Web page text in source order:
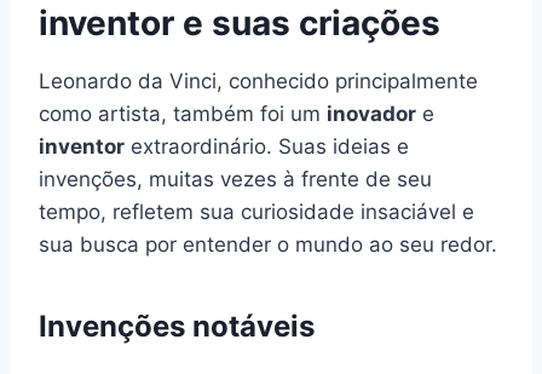
inventor e suas criações
Leonardo da Vinci, conhecido principalmente
como artista, também foi um inovador e
inventor extraordinário. Suas ideias e
invenções, muitas vezes à frente de seu
tempo, refletem sua curiosidade insaciável e
sua busca por entender o mundo ao seu redor.
Invenções notáveis